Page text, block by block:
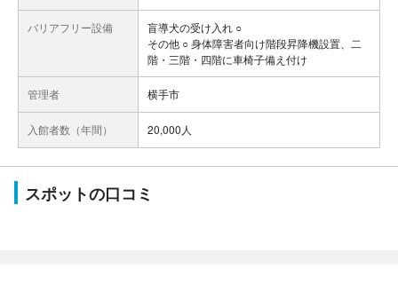
バリアフリー設備
盲導犬の受け入れ ○
その他 ○ 身体障害者向け階段昇降機設置、二
階・三階・四階に車椅子備え付け
管理者 横手市
入館者数（年間） 20,000人
スポットの口コミ